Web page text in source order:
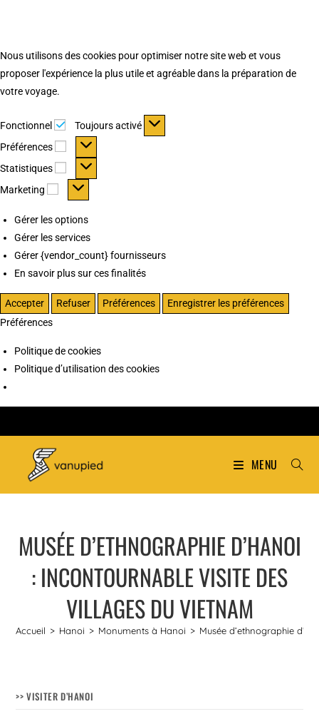
Nous utilisons des cookies pour optimiser notre site web et vous
proposer l'expérience la plus utile et agréable dans la préparation de
votre voyage.
Fonctionnel Fonctionnel
Toujours activé
Préférences
Préférences
Statistiques Statistiques
Marketing Marketing
Gérer les options
Gérer les services
Gérer {vendor_count} fournisseurs
En savoir plus sur ces finalités
Accepter Refuser Préférences
Enregistrer les préférences
Préférences
Politique de cookies
Politique d’utilisation des cookies
MENU
MUSÉE D’ETHNOGRAPHIE D’HANOI
: INCONTOURNABLE VISITE DES
VILLAGES DU VIETNAM
Accueil > Hanoi > Monuments à Hanoi > Musée d’ethnographie
>> VISITER D’HANOI